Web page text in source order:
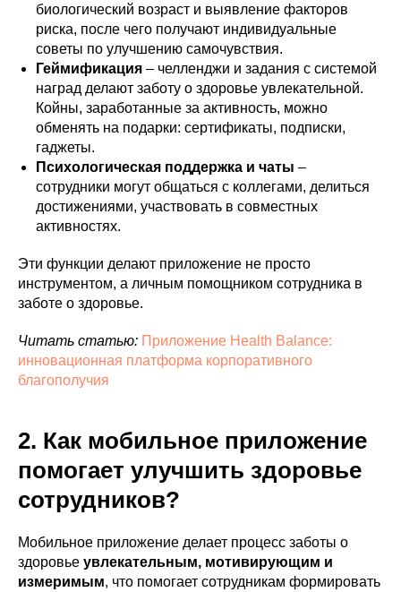
биологический возраст и выявление факторов
риска, после чего получают индивидуальные
советы по улучшению самочувствия.
Геймификация – челленджи и задания с системой
наград делают заботу о здоровье увлекательной.
Койны, заработанные за активность, можно
обменять на подарки: сертификаты, подписки,
гаджеты.
Психологическая поддержка и чаты –
сотрудники могут общаться с коллегами, делиться
достижениями, участвовать в совместных
активностях.
Эти функции делают приложение не просто
инструментом, а личным помощником сотрудника в
заботе о здоровье.
Читать статью: Приложение Health Balance:
инновационная платформа корпоративного
благополучия
2. Как мобильное приложение
помогает улучшить здоровье
сотрудников?
Мобильное приложение делает процесс заботы о
здоровье увлекательным, мотивирующим и
измеримым, что помогает сотрудникам формировать